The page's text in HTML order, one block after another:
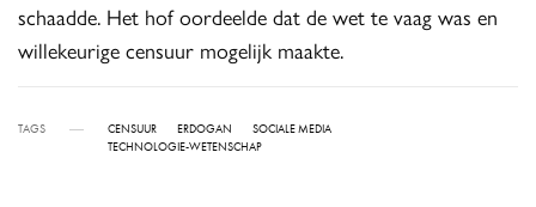
schaadde. Het hof oordeelde dat de wet te vaag was en
willekeurige censuur mogelijk maakte.
TAGS CENSUUR ERDOGAN
SOCIALE MEDIA
TECHNOLOGIE-WETENSCHAP